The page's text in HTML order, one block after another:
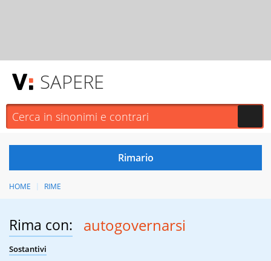
SAPERE
HOME RIME
Rima con: autogovernarsi
Sostantivi